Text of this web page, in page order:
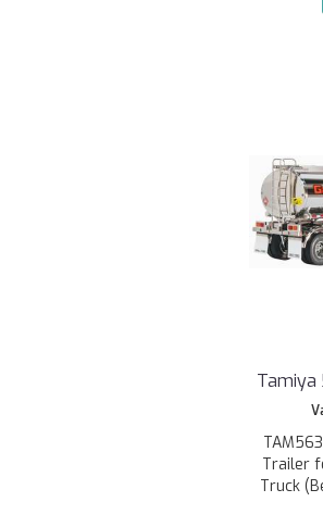
Tamiya
Trailer
Truck